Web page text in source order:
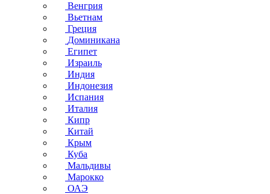
Венгрия
Вьетнам
Греция
Доминикана
Египет
Израиль
Индия
Индонезия
Испания
Италия
Кипр
Китай
Крым
Куба
Мальдивы
Марокко
ОАЭ